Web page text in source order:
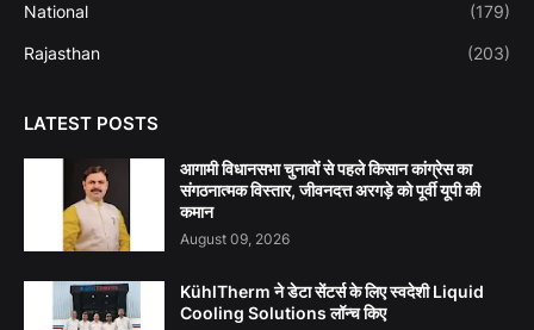
National (179)
Rajasthan (203)
LATEST POSTS
आगामी विधानसभा चुनावों से पहले किसान कांग्रेस का
संगठनात्मक विस्तार, जीवनदत्त अरगड़े को पूर्वी यूपी की
कमान
August 09, 2026
KühlTherm ने डेटा सेंटर्स के लिए स्वदेशी Liquid
Cooling Solutions लॉन्च किए